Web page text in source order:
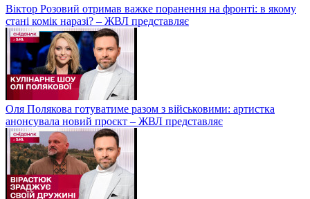
Віктор Розовий отримав важке поранення на фронті: в якому
стані комік наразі? – ЖВЛ представляє
Оля Полякова готуватиме разом з військовими: артистка
анонсувала новий проєкт – ЖВЛ представляє